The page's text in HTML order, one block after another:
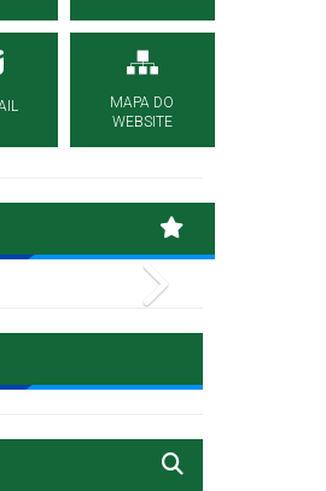
MAPA DO
WEBSITE